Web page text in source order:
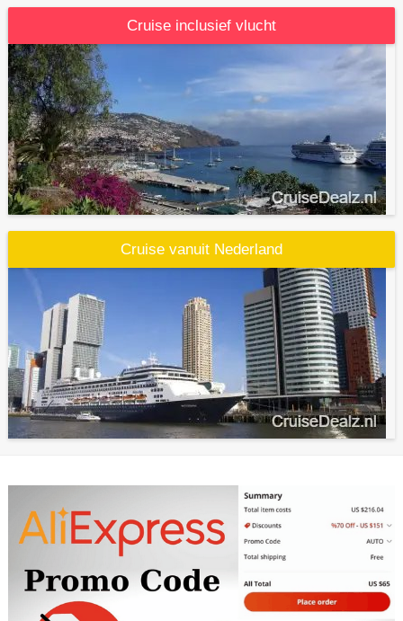
Cruise inclusief vlucht
Cruise vanuit Nederland